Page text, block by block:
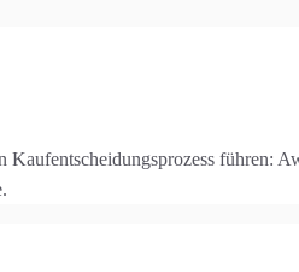
führen: